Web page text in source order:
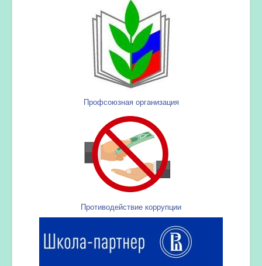
Профсоюзная организация
Противодействие коррупции